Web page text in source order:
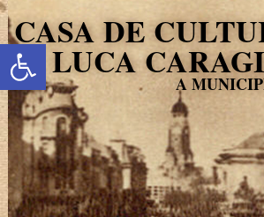
Deschide bara de unelte
CASA DE
LUCA